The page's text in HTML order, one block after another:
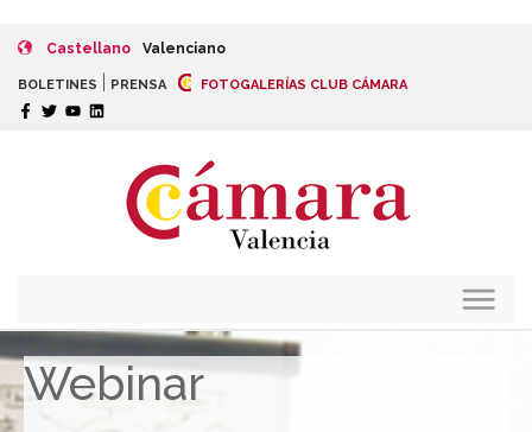
Castellano Valenciano
BOLETINES PRENSA FOTOGALERÍAS CLUB CÁMARA
Webinar